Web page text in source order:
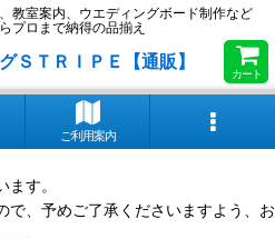
教室案内、ウエディングボード制作など
プロまで納得の品揃え
ＳＴＲＩＰＥ【通販】
カート
ご利用案内
す。
で、予めご了承くださいますよう、お